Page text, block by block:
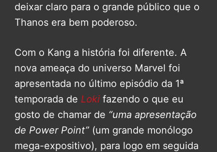
deixar claro para o grande público que o
Thanos era bem poderoso.
Com o Kang a história foi diferente. A
nova ameaça do universo Marvel foi
apresentada no último episódio da 1ª
temporada de Loki fazendo o que eu
gosto de chamar de “uma apresentação
de Power Point” (um grande monólogo
mega-expositivo), para logo em seguida